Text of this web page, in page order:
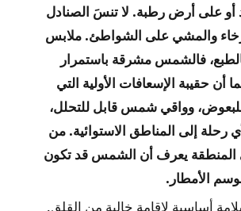
على أرض رطبة. لا تنسَ الصنادل
والمشي على الشواطئ. ملابس
فالشمس مشرقة باستمرار
أن حقيبة الإسعافات الأولية التي
وواقي شمس قابل للتحلل،
رحلة إلى المناطق الاستوائية. من
المنطقة يعرف أن الشمس قد تكون
الأمطار.
أساسية لإقامة خالية من القلق.